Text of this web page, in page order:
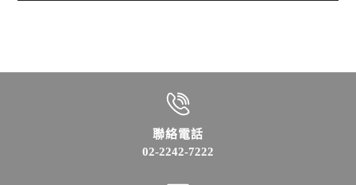
聯絡電話
02-2242-7222